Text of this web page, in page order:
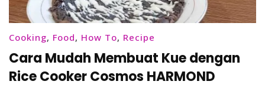
Cooking, Food, How To, Recipe
Cara Mudah Membuat Kue dengan
Rice Cooker Cosmos HARMOND